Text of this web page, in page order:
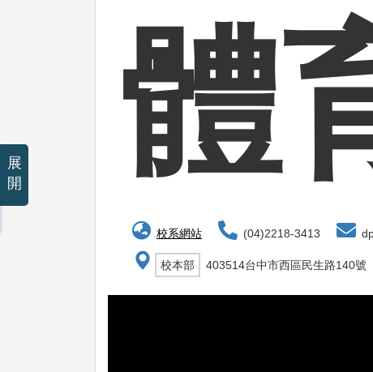
體
校系網站 (04)2218-3413
校本部 403514台中市西區民生路140號
展
開